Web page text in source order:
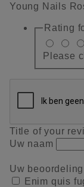
Young Nails
Rating
Please
Title of your
Uw naam
Uw beoordeling
Enim quis